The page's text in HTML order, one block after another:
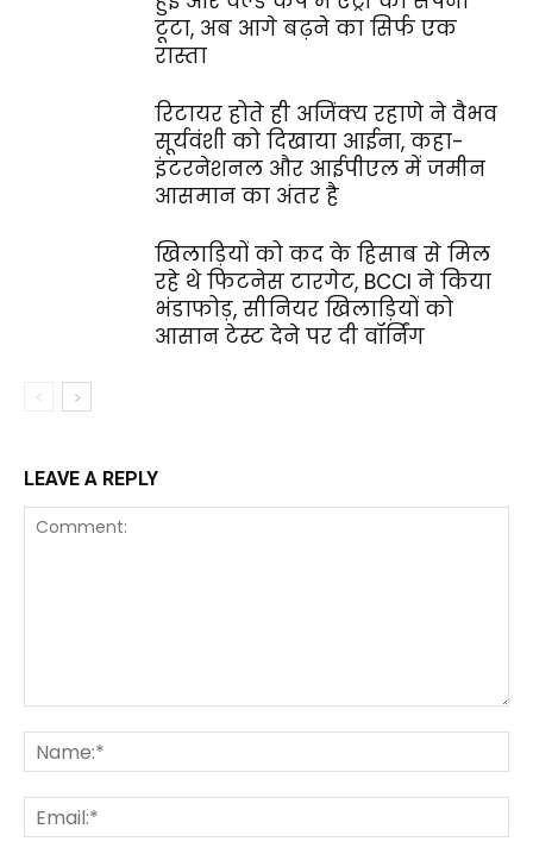
टूटा, अब आगे बढ़ने का सिर्फ एक
रास्ता
रिटायर होते ही अजिंक्य रहाणे ने वैभव
सूर्यवंशी को दिखाया आईना, कहा-
इंटरनेशनल और आईपीएल में जमीन
आसमान का अंतर है
खिलाड़ियों को कद के हिसाब से मिल
रहे थे फिटनेस टारगेट, BCCI ने किया
भंडाफोड़, सीनियर खिलाड़ियों को
आसान टेस्ट देने पर दी वॉर्निंग
LEAVE A REPLY